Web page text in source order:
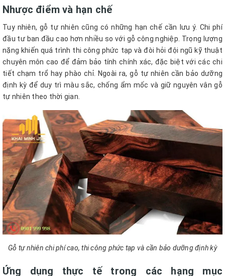
Nhược điểm và hạn chế
Tuy nhiên, gỗ tự nhiên cũng có những hạn chế cần lưu ý. Chi phí
đầu tư ban đầu cao hơn nhiều so với gỗ công nghiệp. Trọng lượng
nặng khiến quá trình thi công phức tạp và đòi hỏi đội ngũ kỹ thuật
chuyên môn cao để đảm bảo tính chính xác, đặc biệt với các chi
tiết chạm trổ hay phào chỉ. Ngoài ra, gỗ tự nhiên cần bảo dưỡng
định kỳ để duy trì màu sắc, chống ẩm mốc và giữ nguyên vân gỗ
tự nhiên theo thời gian.
Gỗ tự nhiên chi phí cao, thi công phức tạp và cần bảo dưỡng định kỳ
Ứng dụng thực tế trong các hạng mục